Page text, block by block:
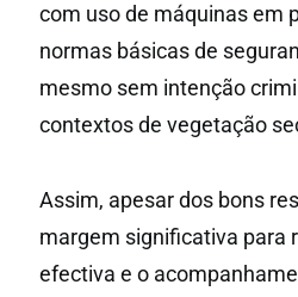
com uso de máquinas em
normas básicas de
mesmo sem intenção
contextos de vegetação
Assim, apesar dos bons
margem significativa para
efectiva e o